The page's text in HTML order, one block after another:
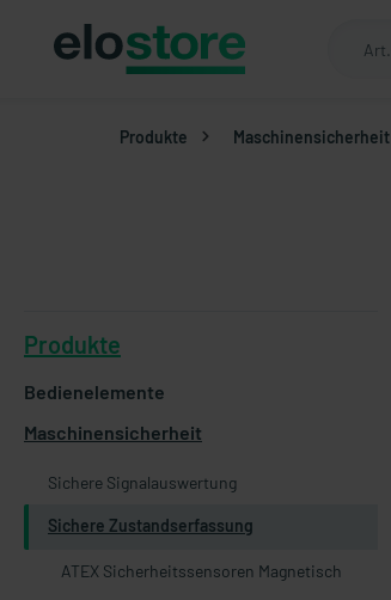
Produkte Maschinensicherheit
Produkte
Bedienelemente
Maschinensicherheit
Sichere Signalauswertung
Sichere Zustandserfassung
ATEX Sicherheitssensoren Magnetisch